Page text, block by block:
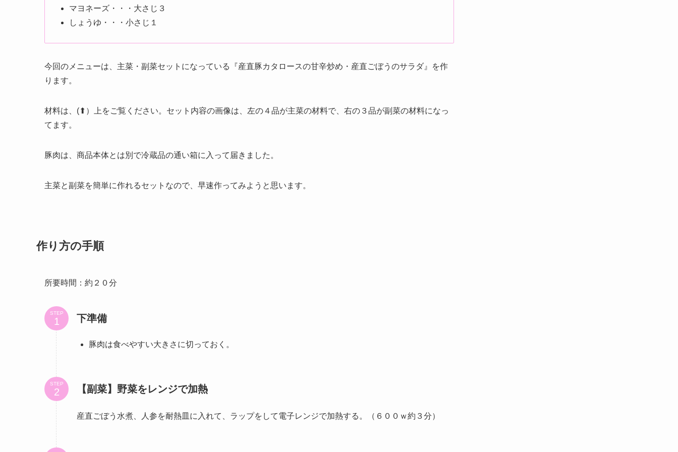
マヨネーズ・・・大さじ３
しょうゆ・・・小さじ１
今回のメニューは、主菜・副菜セットになっている『産直豚カタロースの甘辛炒め・産直ごぼうのサラダ』を作
ります。
材料は、(⬆）上をご覧ください。セット内容の画像は、左の４品が主菜の材料で、右の３品が副菜の材料になっ
てます。
豚肉は、商品本体とは別で冷蔵品の通い箱に入って届きました。
主菜と副菜を簡単に作れるセットなので、早速作ってみようと思います。
作り方の手順
所要時間：約２０分
STEP 下準備
豚肉は食べやすい大きさに切っておく。
STEP 【副菜】野菜をレンジで加熱
産直ごぼう水煮、人参を耐熱皿に入れて、ラップをして電子レンジで加熱する。（６００ｗ約３分）